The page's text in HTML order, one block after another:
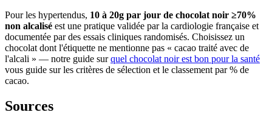
Pour les hypertendus, 10 à 20g par jour de chocolat noir ≥70%
non alcalisé est une pratique validée par la cardiologie française et
documentée par des essais cliniques randomisés. Choisissez un
chocolat dont l'étiquette ne mentionne pas « cacao traité avec de
l'alcali » — notre guide surquel chocolat noir est bon pour la santé
vous guide sur les critères de sélection et le classement par % de
cacao.
Sources